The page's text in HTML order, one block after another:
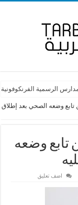
الرسمية
وضعه الصحي بعد إطلاق
وضعه
اضف تعليق